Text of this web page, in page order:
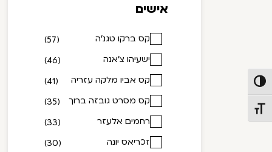
הפעל/כבה ניגודיות גבוהה
מתג גודל גופן
1992
(74)
1993
(14)
1994
(1)
1995
(1)
1997
(6)
1998
(25)
אישים
קס ברקו טגנ'ה
(57)
ישעיהו צ'אנה
(46)
קס אביו מלקה עזריה
(41)
קס מסרט גובזה ברוך
(35)
רחמים אלעזר
(33)
זכריאס יונה
(30)